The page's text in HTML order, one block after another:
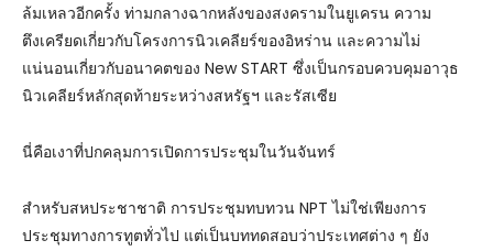
ล้มเหลวอีกครั้ง ท่ามกลางฉากหลังของสงครามในยูเครน ความ
ตึงเครียดเกี่ยวกับโครงการนิวเคลียร์ของอิหร่าน และความไม่
แน่นอนเกี่ยวกับอนาคตของ New START ซึ่งเป็นกรอบควบคุมอาวุธ
นิวเคลียร์หลักสุดท้ายระหว่างสหรัฐฯ และรัสเซีย
นี่คือเงาที่ปกคลุมการเปิดการประชุมในวันจันทร์
สำหรับสหประชาชาติ การประชุมทบทวน NPT ไม่ใช่เพียงการ
ประชุมทางการทูตทั่วไป แต่เป็นบททดสอบว่าประเทศต่าง ๆ ยัง